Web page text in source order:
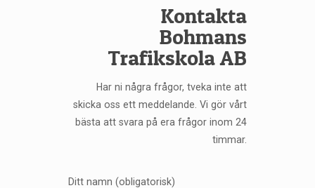
Kontakta
Bohmans
Trafikskola AB
Har ni några frågor, tveka inte att
skicka oss ett meddelande. Vi gör vårt
bästa att svara på era frågor inom 24
timmar.
Ditt namn (obligatorisk)